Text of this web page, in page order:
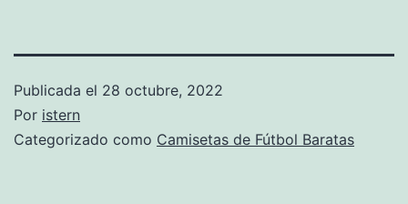
Publicada el 28 octubre, 2022
Por istern
Categorizado como Camisetas de Fútbol Baratas